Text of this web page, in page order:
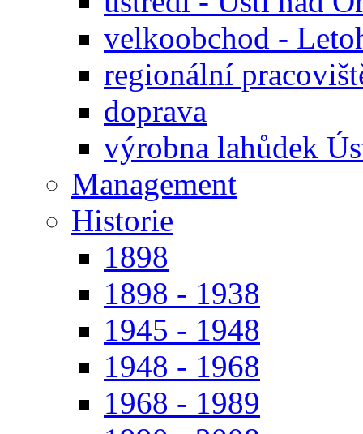
velkoobchod -
regionální
doprava
výrobna lahůdek
Management
Historie
1898
1898 - 1938
1945 - 1948
1948 - 1968
1968 - 1989